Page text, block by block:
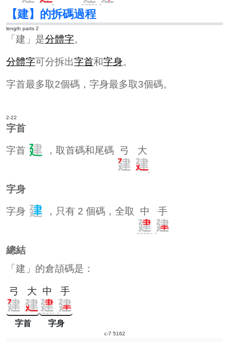
【建】的拆碼過程
length parts 2
「建」是分體字。
分體字可分拆出字首和字身。
字首最多取2個碼，字身最多取3個碼。
2-22
字首
字首 ，取首碼和尾碼 弓 大
字身
字身 ，只有 2 個碼，全取 中 手
總結
「建」的倉頡碼是：
弓 大
字首
中 手
字身
c-7 5162